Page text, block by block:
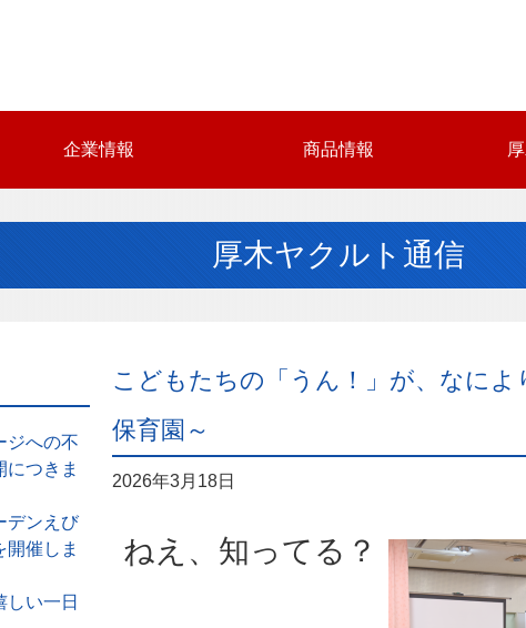
企業情報 商品情報
厚木ヤクルト通信
こどもたちの「うん！」が、なに
保育園～
2026年3月18日
ねえ、知ってる？
ジへの不
につきま
デンえび
開催しま
しい一日